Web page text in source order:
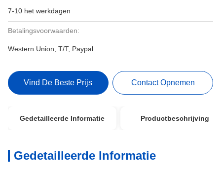
7-10 het werkdagen
Betalingsvoorwaarden:
Western Union, T/T, Paypal
Vind De Beste Prijs Contact Opnemen
Gedetailleerde Informatie Productbeschrijving
Gedetailleerde Informatie